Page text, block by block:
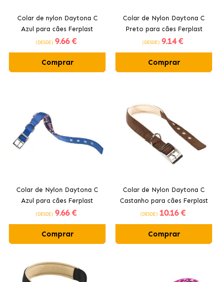
Colar de nylon Daytona C
Azul para cães Ferplast
(DESDE) 9.66 €
Comprar
Colar de Nylon Daytona C
Preto para cães Ferplast
(DESDE) 9.14 €
Comprar
Colar de Nylon Daytona C
Azul para cães Ferplast
(DESDE) 9.66 €
Comprar
Colar de Nylon Daytona C
Castanho para cães Ferplast
(DESDE) 10.16 €
Comprar